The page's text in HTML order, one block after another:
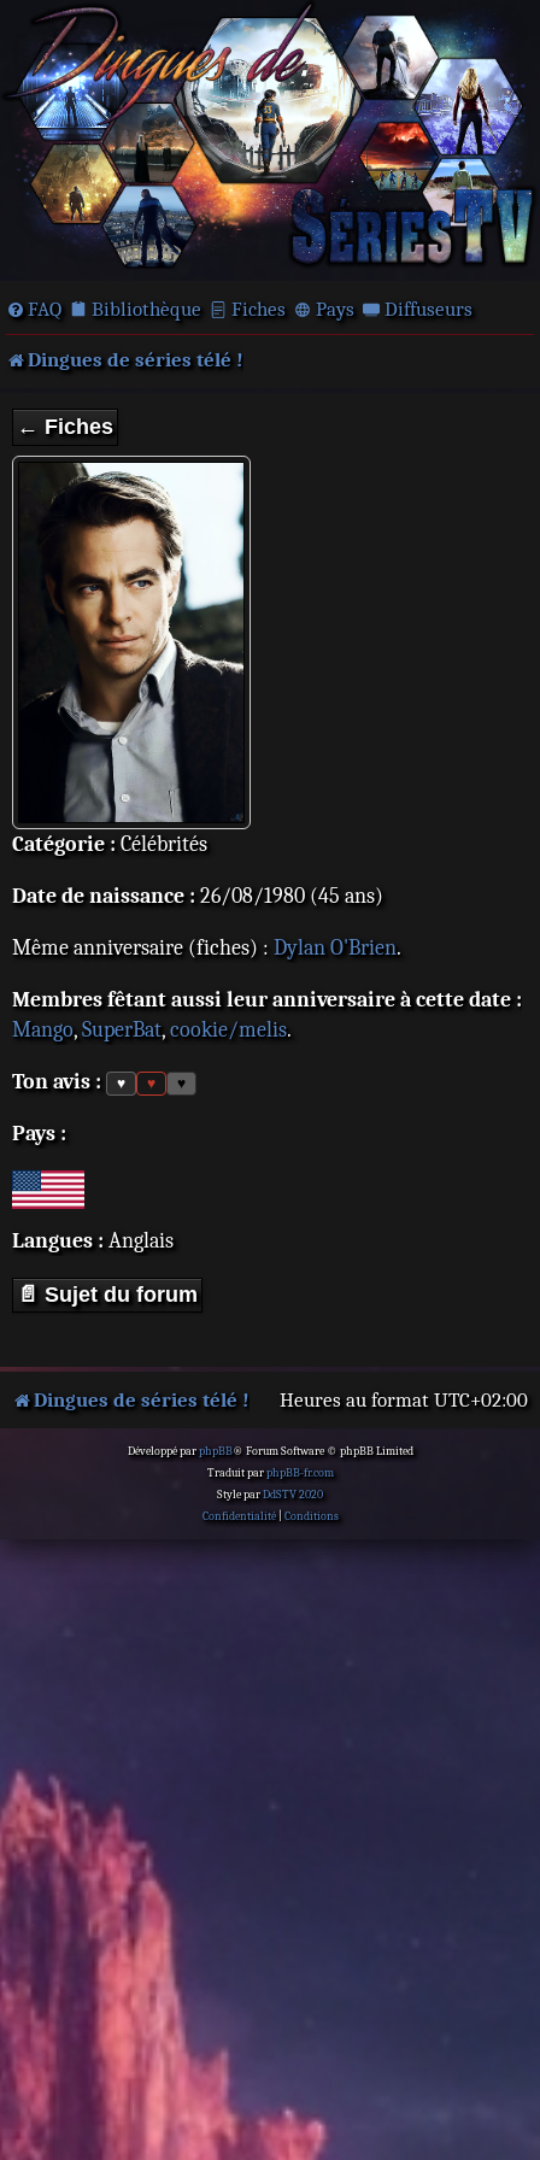
FAQ Bibliothèque Fiches Pays Diffuseurs
Dingues de séries télé !
← Fiches
Catégorie : Célébrités
Date de naissance : 26/08/1980 (45 ans)
Même anniversaire (fiches) : Dylan O'Brien.
Membres fêtant aussi leur anniversaire à cette date :
Mango,SuperBat,cookie/melis.
Ton avis : ♥ ♥ ♥
Pays :
Langues : Anglais
📄 Sujet du forum
Dingues de séries télé ! Heures au format UTC+02:00
Développé parphpBB® Forum Software © phpBB Limited
Traduit parphpBB-fr.com
Style parDdSTV 2020
Confidentialité| Conditions